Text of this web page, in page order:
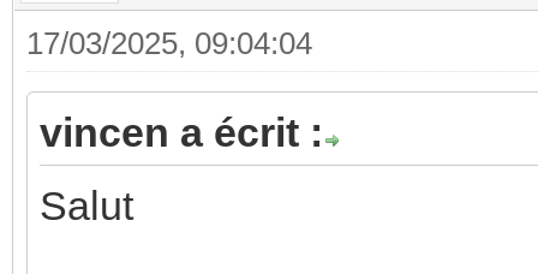
17/03/2025, 09:04:04
vincen a écrit :
Salut